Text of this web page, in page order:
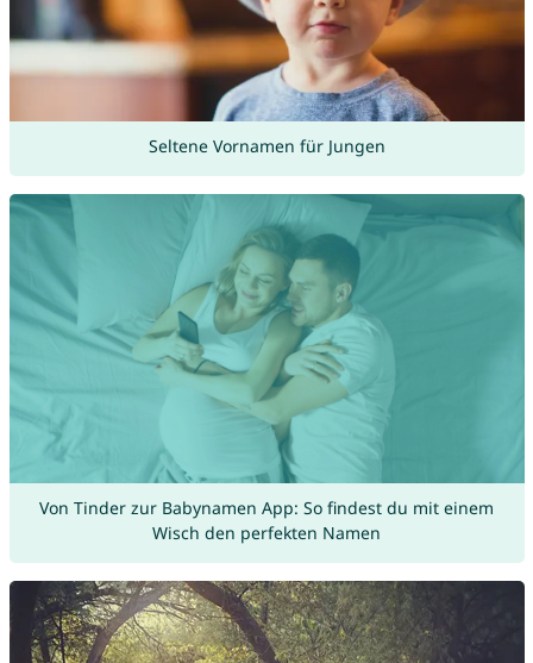
Seltene Vornamen für Jungen
Von Tinder zur Babynamen App: So findest du mit einem
Wisch den perfekten Namen